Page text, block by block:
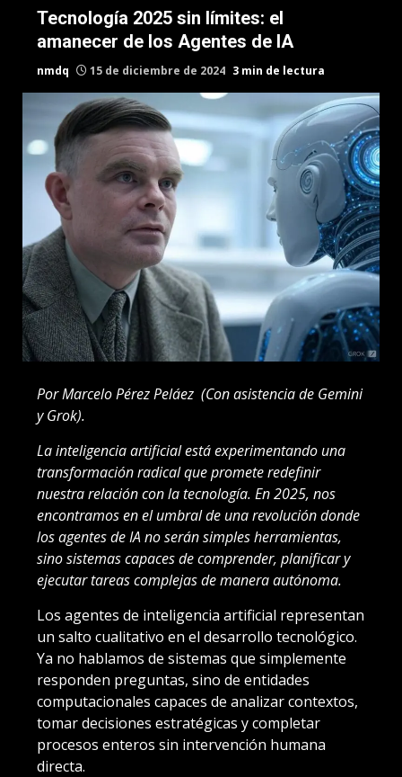
Tecnología 2025 sin límites: el
amanecer de los Agentes de IA
nmdq 15 de diciembre de 2024 3 min de lectura
Por Marcelo Pérez Peláez (Con asistencia de Gemini
y Grok).
La inteligencia artificial está experimentando una
transformación radical que promete redefinir
nuestra relación con la tecnología. En 2025, nos
encontramos en el umbral de una revolución donde
los agentes de IA no serán simples herramientas,
sino sistemas capaces de comprender, planificar y
ejecutar tareas complejas de manera autónoma.
Los agentes de inteligencia artificial representan
un salto cualitativo en el desarrollo tecnológico.
Ya no hablamos de sistemas que simplemente
responden preguntas, sino de entidades
computacionales capaces de analizar contextos,
tomar decisiones estratégicas y completar
procesos enteros sin intervención humana
directa.